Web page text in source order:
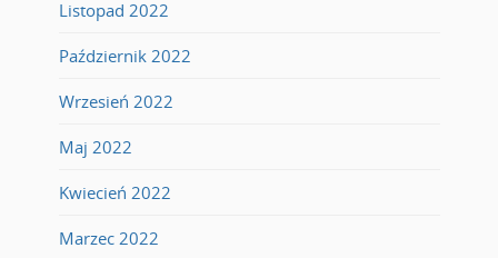
Listopad 2022
Październik 2022
Wrzesień 2022
Maj 2022
Kwiecień 2022
Marzec 2022